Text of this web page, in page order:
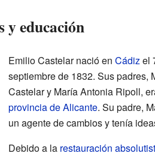
y educación
Emilio Castelar nació en Cádizel
septiembre de 1832. Sus padres,
Castelar y María Antonia Ripoll,
provincia de Alicante. Su padre,
un agente de cambios y tenía
Debido a la restauración